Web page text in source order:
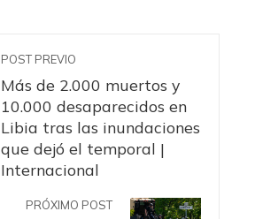
POST PREVIO
Más de 2.000 muertos y
10.000 desaparecidos en
Libia tras las inundaciones
que dejó el temporal |
Internacional
PRÓXIMO POST